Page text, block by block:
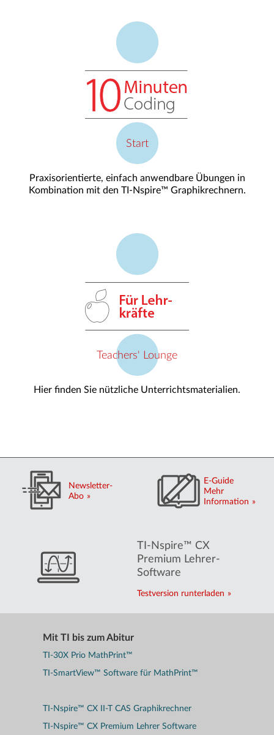
Start
Praxisorientierte, einfach anwendbare Übungen in
Kombination mit den TI-Nspire™ Graphikrechnern.
Teachers' Lounge
Hier finden Sie nützliche Unterrichtsmaterialien.
Newsletter-
Abo
E-Guide
Mehr
Information
TI-Nspire™ CX
Premium Lehrer-
Software
Testversion runterladen
Mit TI bis zum Abitur
TI-30X Prio MathPrint™
TI-SmartView™ Software für MathPrint™
TI-Nspire™ CX II-T CAS Graphikrechner
TI-Nspire™ CX Premium Lehrer Software